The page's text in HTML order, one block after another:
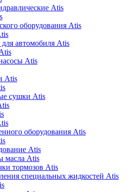
Atis
оборудования Atis
автомобиля Atis
Atis
Atis
сушки Atis
оборудования Atis
Atis
масла Atis
тормозов Atis
специальных жидкостей Atis